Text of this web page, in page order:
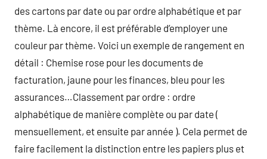
des cartons par date ou par ordre alphabétique et par
thème. Là encore, il est préférable d’employer une
couleur par thème. Voici un exemple de rangement en
détail : Chemise rose pour les documents de
facturation, jaune pour les finances, bleu pour les
assurances…Classement par ordre : ordre
alphabétique de manière complète ou par date (
mensuellement, et ensuite par année ). Cela permet de
faire facilement la distinction entre les papiers plus et